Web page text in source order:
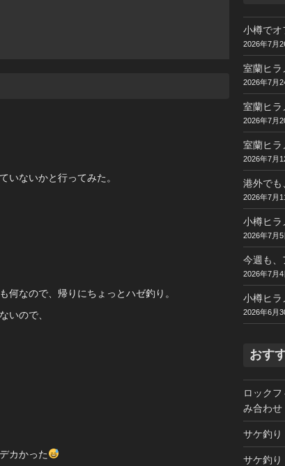
いないかと行ってみた。
何なので、帰りにちょっとハゼ釣り。
いので、
カかった
小樽でオ
2026年7月
室蘭ヒラ
2026年7月
室蘭ヒラ
2026年7月
室蘭ヒラ
2026年7月
港外でも
2026年7月
小樽ヒラ
2026年7月5
今週も、
2026年7月4
小樽ヒラ
2026年6月
おす
ロック
み合わせ
サケ釣り
サケ釣り